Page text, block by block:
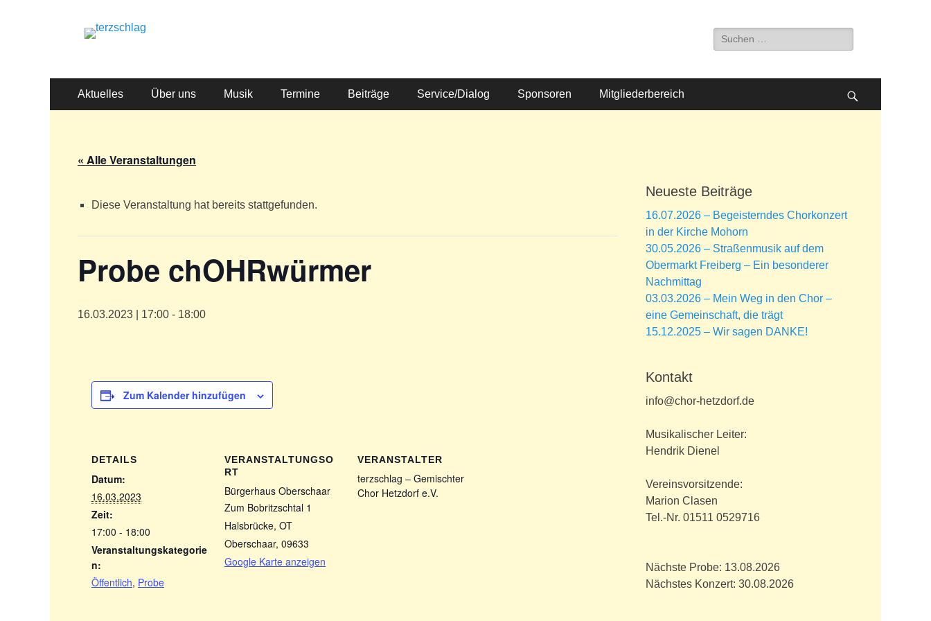
terzschlag
Gemischter Chor Hetzdorf e. V.
Suche
nach:
Primäres
Menü
Aktuelles Über uns Musik Termine Beiträge Service/Dialog Sponsoren Mitgliederbereich
« Alle Veranstaltungen
Diese Veranstaltung hat bereits stattgefunden.
Probe chOHRwürmer
16.03.2023 | 17:00 - 18:00
Zum Kalender hinzufügen
DETAILS
Datum:
16.03.2023
Zeit:
17:00 - 18:00
Veranstaltungskategorie
n:
Öffentlich, Probe
VERANSTALTUNGSO
RT
Bürgerhaus Oberschaar
Zum Bobritzschtal 1
Halsbrücke, OT
Oberschaar, 09633
Google Karte anzeigen
VERANSTALTER
terzschlag – Gemischter
Chor Hetzdorf e.V.
Neueste Beiträge
16.07.2026 – Begeisterndes Chorkonzert
in der Kirche Mohorn
30.05.2026 – Straßenmusik auf dem
Obermarkt Freiberg – Ein besonderer
Nachmittag
03.03.2026 – Mein Weg in den Chor –
eine Gemeinschaft, die trägt
15.12.2025 – Wir sagen DANKE!
Kontakt
info@chor-hetzdorf.de
Musikalischer Leiter:
Hendrik Dienel
Vereinsvorsitzende:
Marion Clasen
Tel.-Nr. 01511 0529716
Nächste Probe: 13.08.2026
Nächstes Konzert: 30.08.2026